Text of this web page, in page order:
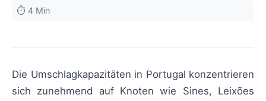
⏱️ 4 Min
Die Umschlagkapazitäten in Portugal konzentrieren
sich zunehmend auf Knoten wie Sines, Leixões